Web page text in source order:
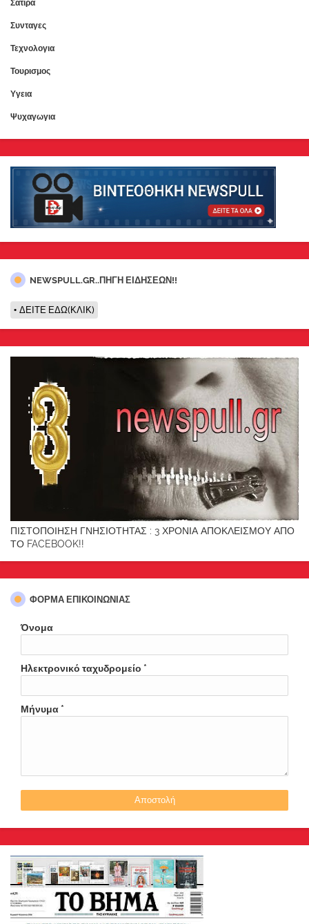
Σατιρα
Συνταγες
Τεχνολογια
Τουρισμος
Υγεια
Ψυχαγωγια
NEWSPULL.GR..ΠΗΓΗ ΕΙΔΗΣΕΩΝ!!
ΔΕΙΤΕ ΕΔΩ(ΚΛΙΚ)
ΠΙΣΤΟΠΟΙΗΣΗ ΓΝΗΣΙΟΤΗΤΑΣ : 3 ΧΡΟΝΙΑ ΑΠΟΚΛΕΙΣΜΟΥ ΑΠΟ
ΤΟ FACEBOOK!!
ΦΌΡΜΑ ΕΠΙΚΟΙΝΩΝΊΑΣ
Όνομα
Ηλεκτρονικό ταχυδρομείο *
Μήνυμα *